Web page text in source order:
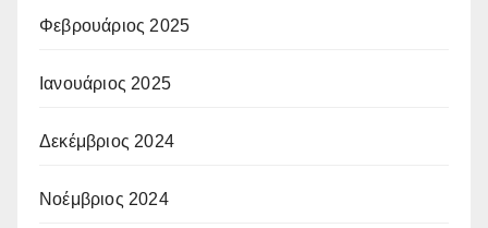
Φεβρουάριος 2025
Ιανουάριος 2025
Δεκέμβριος 2024
Νοέμβριος 2024